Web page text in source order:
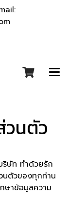
วนตัว
ริษัท ทำด้วยรัก
นตัวของทุกท่าน
ษาข้อมูลความ